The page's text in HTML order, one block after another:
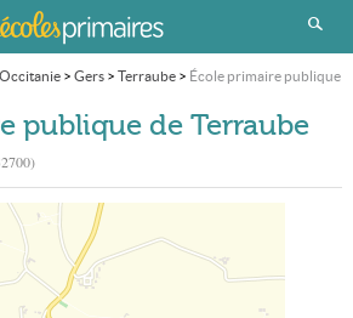
Occitanie> Gers> Terraube> École primaire publique
publique de Terraube
)